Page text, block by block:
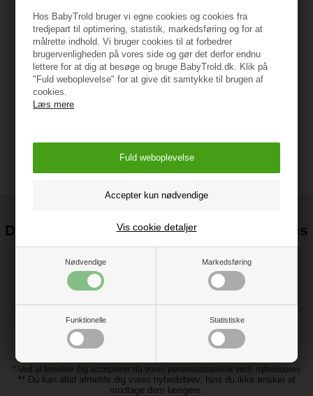
Hos BabyTrold bruger vi egne cookies og cookies fra
tredjepart til optimering, statistik, markedsføring og for at
målrette indhold. Vi bruger cookies til at forbedrer
brugervenligheden på vores side og gør det derfor endnu
lettere for at dig at besøge og bruge BabyTrold.dk. Klik på
"Fuld weboplevelse" for at give dit samtykke til brugen af
cookies.
Læs mere
Nødvendige Markedsføring
Funktionelle Statistiske
Vis cookie detaljer
Specifikationer
Vejledning
Det kan blive endnu billigere at handle hos
os! ;-)
Tilmeld dig vores nyhedsbrev og gå ikke glip af gode tilbud
* Ved at tilmelde dig accepterer du vores persondatapolitik vedr. nyhedsbrev
** Du kan altid afmelde dig vores nyhedsbrev, hvis du ikke ønsker at
modtage dem længere.